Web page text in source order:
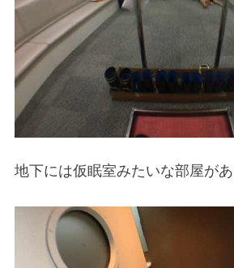
地下には仮眠室みたいな部屋があ